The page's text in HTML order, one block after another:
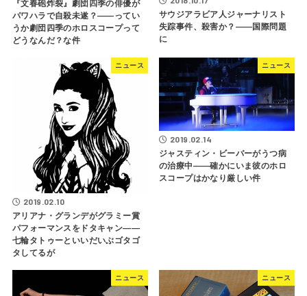
『文春砲炸裂』劇団四季の俳優が
パワハラで自殺未遂？――ってい
うか劇団四季のホロスコープって
どうなんだ？な件
サウジアラビア人ジャーナリスト
失踪事件、殺害か？――国際問題
に
ニュース
2019.02.10
アリアナ・グランデがグラミー賞
パフォーマンスをドタキャン――
七輪タトゥーといいだいぶゴタゴ
タしてるが
ニュース
2019.02.14
ジャスティン・ビーバーがうつ病
の治療中――確かにいま彼のホロ
スコープはかなり厳しい件
ニュース ニュース